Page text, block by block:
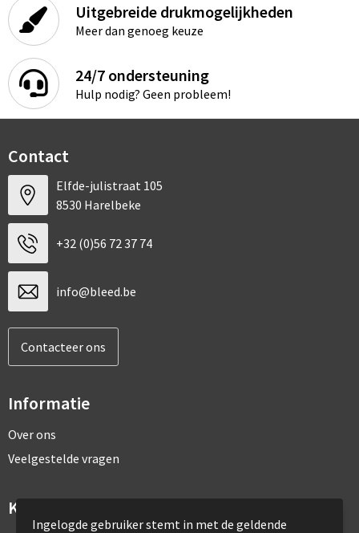
Uitgebreide drukmogelijkheden
Meer dan genoeg keuze
24/7 ondersteuning
Hulp nodig? Geen probleem!
Contact
Elfde-julistraat 105
8530 Harelbeke
+32 (0)56 72 37 74
info@bleed.be
Contacteer ons
Informatie
Over ons
Veelgestelde vragen
Klantenservice
Ingelogde gebruiker stemt in met de geldende